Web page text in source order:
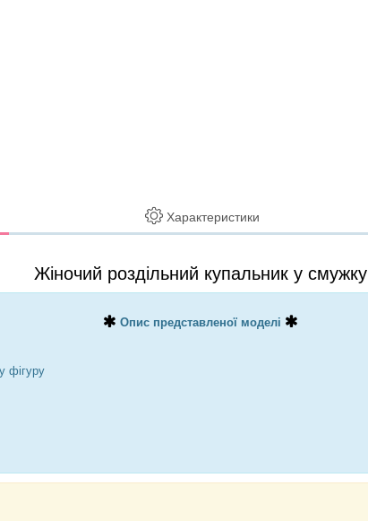
Характеристики
Жіночий роздільний купальник у смужку
Опис представленої моделі
фігуру